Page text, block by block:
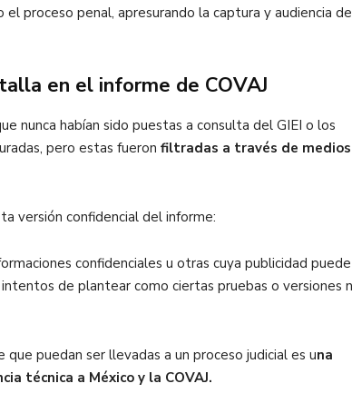
proceso penal, apresurando la captura y audiencia de
en el informe de COVAJ
nunca habían sido puestas a consulta del GIEI o los
pero estas fueron filtradas a través de
versión confidencial del informe:
confidenciales u otras cuya publicidad puede
de plantear como ciertas pruebas o versiones
puedan ser llevadas a un proceso judicial es una
técnica a México y la COVAJ.